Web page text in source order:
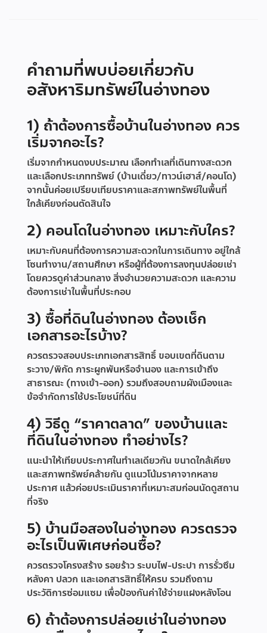
คำถามที่พบบ่อยเกี่ยวกับ
อสังหาริมทรัพย์ในอ่างทอง
1) ถ้าต้องการซื้อบ้านในอ่างทอง ควร
เริ่มจากอะไร?
เริ่มจากกำหนดงบประมาณ เลือกทำเลที่เดินทางสะดวก
และเลือกประเภททรัพย์ (บ้านเดี่ยว/ทาวน์เฮาส์/คอนโด)
จากนั้นค่อยเปรียบเทียบราคาและสภาพทรัพย์ในพื้นที่
ใกล้เคียงก่อนตัดสินใจ
2) คอนโดในอ่างทอง เหมาะกับใคร?
เหมาะกับคนที่ต้องการความสะดวกในการเดินทาง อยู่ใกล้
โซนทำงาน/สถานศึกษา หรือผู้ที่ต้องการลงทุนปล่อยเช่า
โดยควรดูค่าส่วนกลาง สิ่งอำนวยความสะดวก และความ
ต้องการเช่าในพื้นที่ประกอบ
3) ซื้อที่ดินในอ่างทอง ต้องเช็ก
เอกสารอะไรบ้าง?
ควรตรวจสอบประเภทเอกสารสิทธิ์ ขอบเขตที่ดินตาม
ระวาง/พิกัด ภาระผูกพันหรือจำนอง และการเข้าถึง
สาธารณะ (ทางเข้า-ออก) รวมถึงสอบถามผังเมืองและ
ข้อจำกัดการใช้ประโยชน์ที่ดิน
4) วิธีดู “ราคาตลาด” ของบ้านและ
ที่ดินในอ่างทอง ทำอย่างไร?
แนะนำให้เทียบประกาศในทำเลเดียวกัน ขนาดใกล้เคียง
และสภาพทรัพย์คล้ายกัน ดูแนวโน้มราคาจากหลาย
ประกาศ แล้วค่อยประเมินราคาที่เหมาะสมก่อนนัดดูสถาน
ที่จริง
5) บ้านมือสองในอ่างทอง ควรตรวจ
อะไรเป็นพิเศษก่อนซื้อ?
ควรตรวจโครงสร้าง รอยร้าว ระบบไฟ-ประปา การรั่วซึม
หลังคา ปลวก และเอกสารสิทธิ์ให้ครบ รวมถึงถาม
ประวัติการซ่อมแซม เพื่อป้องกันค่าใช้จ่ายแฝงหลังโอน
6) ถ้าต้องการปล่อยเช่าในอ่างทอง